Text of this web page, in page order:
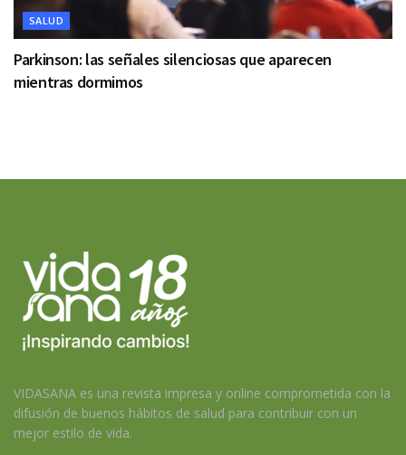
SALUD
Parkinson: las señales silenciosas que aparecen
mientras dormimos
VIDASANA es una revista impresa y online comprometida con la
difusión de buenos hábitos de salud para contribuir con un
mejor estilo de vida.